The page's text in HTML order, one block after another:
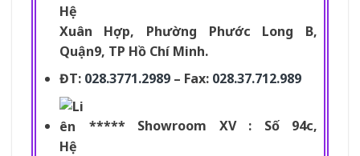
Xuân Hợp, Phường Phước Long B,
Quận9, TP Hồ Chí Minh.
ĐT: 028.3771.2989– Fax: 028.37.712.989
***** Showroom XV : Số 94c,